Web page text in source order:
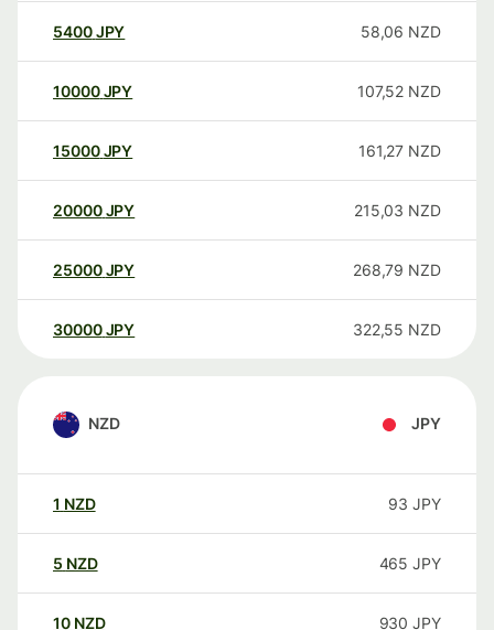
5400JPY 58,06 NZD
10000 JPY 107,52 NZD
15000 JPY 161,27 NZD
20000 JPY 215,03 NZD
25000 JPY 268,79 NZD
30000 JPY 322,55 NZD
NZD JPY
1 NZD 93 JPY
5 NZD 465 JPY
10 NZD 930 JPY